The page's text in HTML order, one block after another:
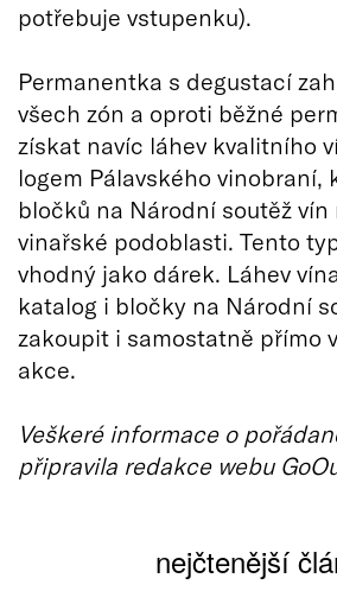
potřebuje vstupenku).
Permanentka s degustací
všech zón a oproti běžné
získat navíc láhev kvalitního
logem Pálavského vinobraní,
bločků na Národní soutěž vín
vinařské podoblasti. Tento
vhodný jako dárek. Láhev
katalog i bločky na Národní
zakoupit i samostatně přímo
akce.
Veškeré informace o
připravila redakce webu
nejčtenější